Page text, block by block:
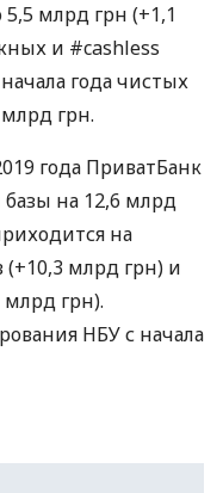
млрд грн (+1,1
и #cashless
года чистых
грн.
года ПриватБанк
на 12,6 млрд
на
млрд грн) и
грн).
НБУс начала